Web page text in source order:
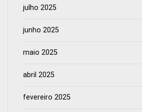
julho 2025
junho 2025
maio 2025
abril 2025
fevereiro 2025